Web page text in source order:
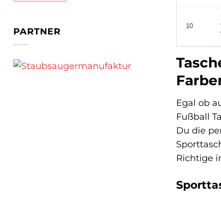
PARTNER 10
Egal ob
Fußball
Du die
Richtige